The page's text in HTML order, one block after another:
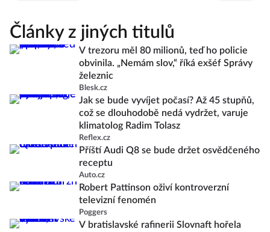
Články z jiných titulů
V trezoru měl 80 milionů, teď ho policie
obvinila. „Nemám slov,“ říká exšéf Správy
železnic
Blesk.cz
Jak se bude vyvíjet počasí? Až 45 stupňů,
což se dlouhodobě nedá vydržet, varuje
klimatolog Radim Tolasz
Reflex.cz
Příští Audi Q8 se bude držet osvědčeného
receptu
Auto.cz
Robert Pattinson oživí kontroverzní
televizní fenomén
Poggers
V bratislavské rafinerii Slovnaft hořela